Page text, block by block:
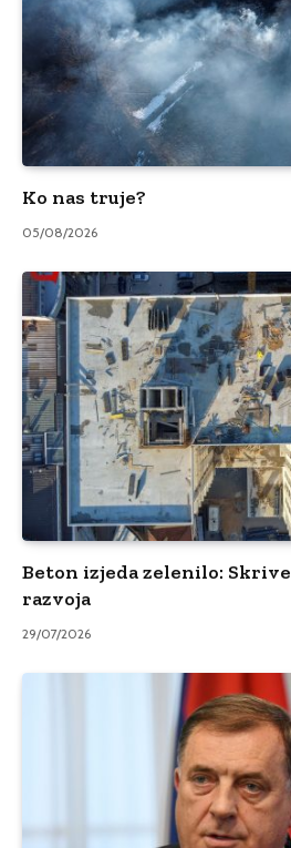
Ko nas truje?
05/08/2026
Beton izjeda zelenilo:
razvoja
29/07/2026